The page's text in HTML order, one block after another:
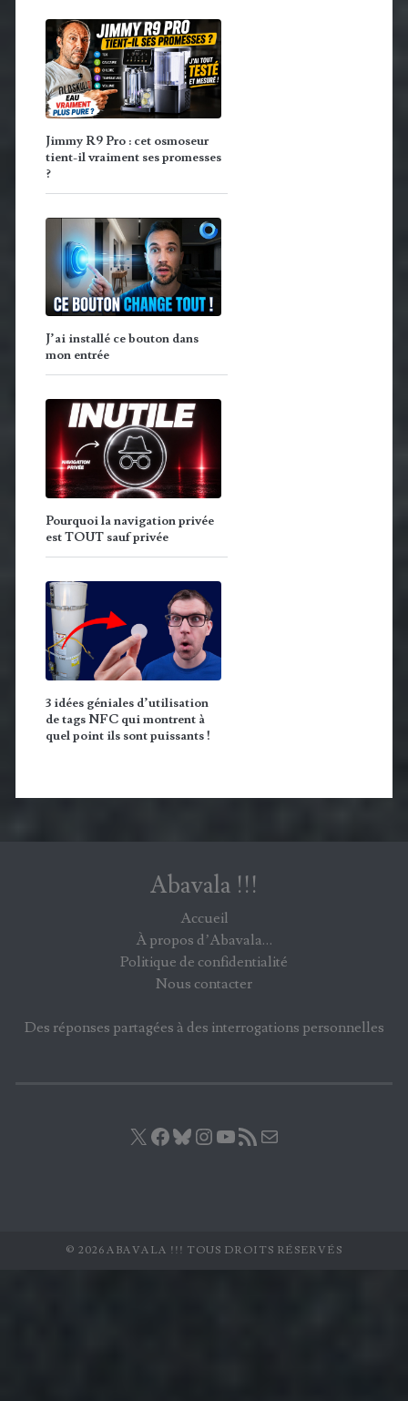
Jimmy R9 Pro : cet osmoseur
tient-il vraiment ses promesses
?
J’ai installé ce bouton dans
mon entrée
Pourquoi la navigation privée
est TOUT sauf privée
3 idées géniales d’utilisation
de tags NFC qui montrent à
quel point ils sont puissants !
Abavala !!!
Accueil
À propos d’Abavala…
Politique de confidentialité
Nous contacter
Des réponses partagées à des interrogations personnelles
X Facebook
Bluesky
Instagram
YouTube
Flux RSS
© 2026 ABAVALA !!! TOUS DROITS RÉSERVÉS